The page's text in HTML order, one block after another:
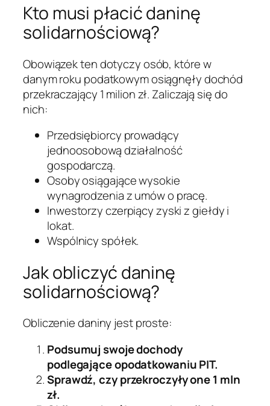
Kto musi płacić daninę
solidarnościową?
Obowiązek ten dotyczy osób, które w
danym roku podatkowym osiągnęły dochód
przekraczający 1 milion zł. Zaliczają się do
nich:
Przedsiębiorcy prowadący
jednoosobową działalność
gospodarczą.
Osoby osiągające wysokie
wynagrodzenia z umów o pracę.
Inwestorzy czerpiący zyski z giełdy i
lokat.
Wspólnicy spółek.
Jak obliczyć daninę
solidarnościową?
Obliczenie daniny jest proste:
Podsumuj swoje dochody
podlegające opodatkowaniu PIT.
Sprawdź, czy przekroczyły one 1 mln
zł.